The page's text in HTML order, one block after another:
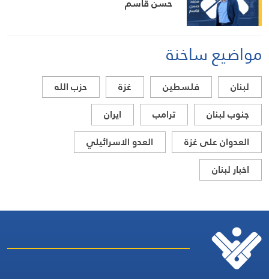
مواضيع ساخنة
لبنان فلسطين غزة
حزب الله
جنوب لبنان
ترامب
ايران
العدوان على غزة
العدو الاسرائيلي
اخبار لبنان